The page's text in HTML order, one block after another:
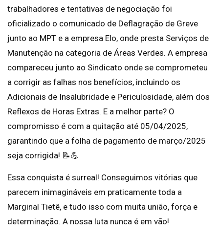
trabalhadores e tentativas de negociação foi
oficializado o comunicado de Deflagração de Greve
junto ao MPT e a empresa Elo, onde presta Serviços de
Manutenção na categoria de Áreas Verdes. A empresa
compareceu junto ao Sindicato onde se comprometeu
a corrigir as falhas nos benefícios, incluindo os
Adicionais de Insalubridade e Periculosidade, além dos
Reflexos de Horas Extras. E a melhor parte? O
compromisso é com a quitação até 05/04/2025,
garantindo que a folha de pagamento de março/2025
seja corrigida! 📝💪
Essa conquista é surreal! Conseguimos vitórias que
parecem inimagináveis em praticamente toda a
Marginal Tietê, e tudo isso com muita união, força e
determinação. A nossa luta nunca é em vão!